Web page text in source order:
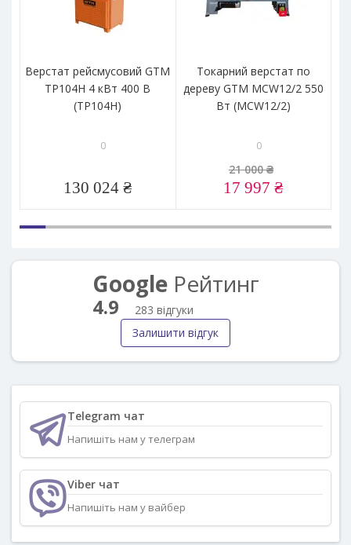
Верстат рейсмусовий GTM
TP104H 4 кВт 400 В
(TP104H)
0
130 024 ₴
Токарний верстат по
дереву GTM MCW12/2 550
Вт (MCW12/2)
0
21 000 ₴
17 997 ₴
GoogleРейтинг
4.9
283 відгуки
Залишити відгук
Telegram чат
Напишіть нам у телеграм
Viber чат
Напишіть нам у вайбер